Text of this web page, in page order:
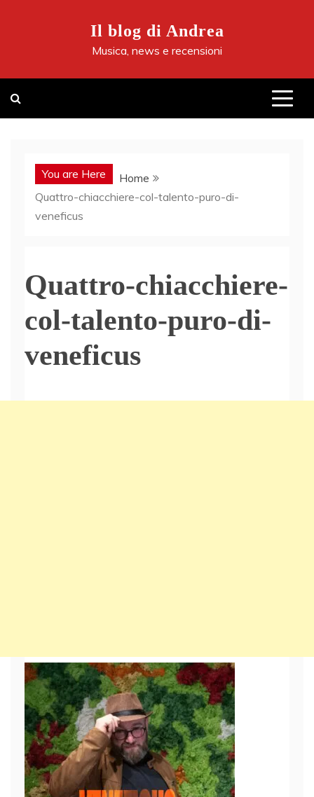
Il blog di Andrea
Musica, news e recensioni
You are Here
Home
Quattro-chiacchiere-col-talento-puro-di-
veneficus
Quattro-chiacchiere-
col-talento-puro-di-
veneficus